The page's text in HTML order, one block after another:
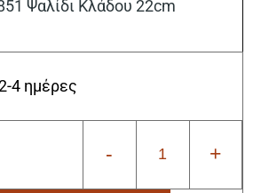
Ψαλίδι Κλάδου 22cm
4 ημέρες
- +